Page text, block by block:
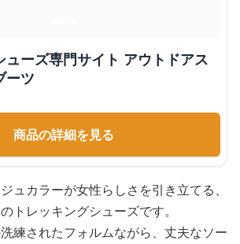
ューズ専門サイト アウトドアス
ーツ
商品の詳細を見る
ュカラーが女性らしさを引き立てる、
トレッキングシューズです。
練されたフォルムながら、丈夫なソー